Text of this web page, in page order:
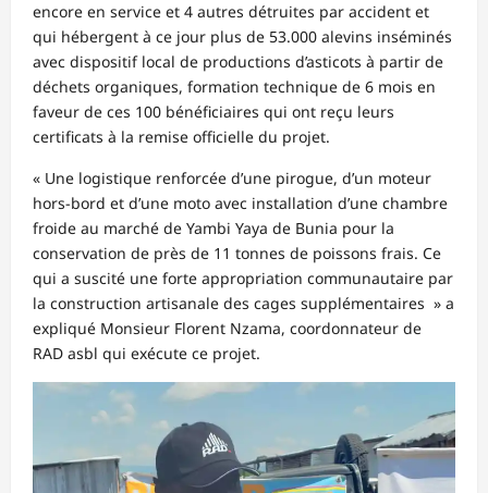
encore en service et 4 autres détruites par accident et
qui hébergent à ce jour plus de 53.000 alevins inséminés
avec dispositif local de productions d’asticots à partir de
déchets organiques, formation technique de 6 mois en
faveur de ces 100 bénéficiaires qui ont reçu leurs
certificats à la remise officielle du projet.
« Une logistique renforcée d’une pirogue, d’un moteur
hors-bord et d’une moto avec installation d’une chambre
froide au marché de Yambi Yaya de Bunia pour la
conservation de près de 11 tonnes de poissons frais. Ce
qui a suscité une forte appropriation communautaire par
la construction artisanale des cages supplémentaires » a
expliqué Monsieur Florent Nzama, coordonnateur de
RAD asbl qui exécute ce projet.